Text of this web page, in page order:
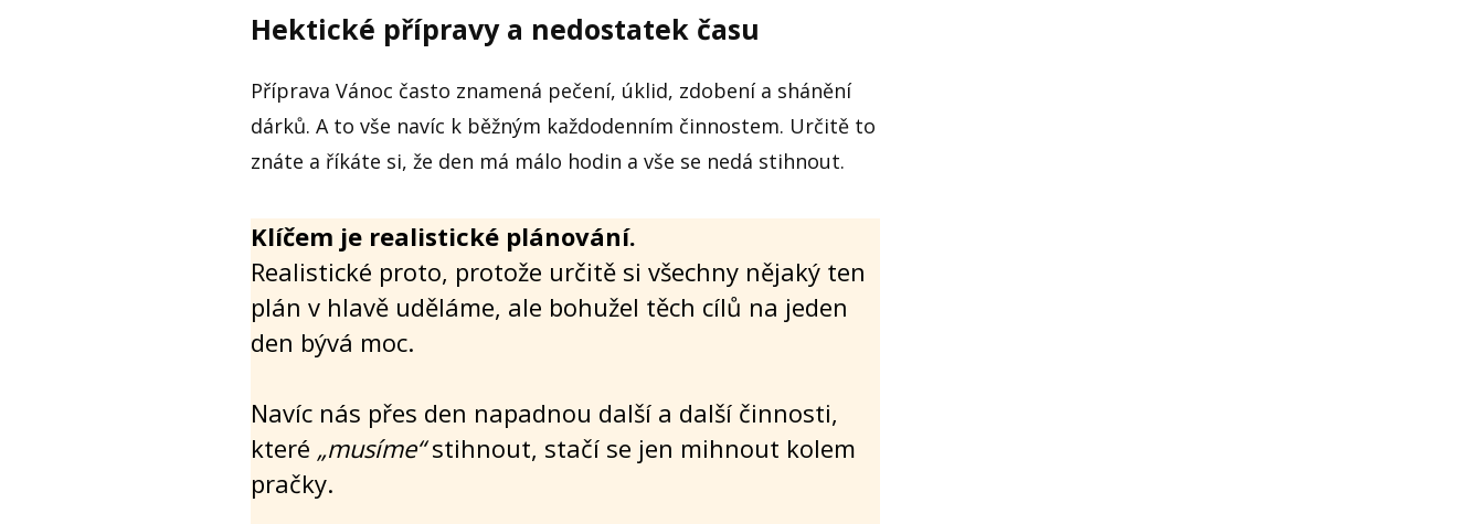
Hektické přípravy a nedostatek času
Příprava Vánoc často znamená pečení, úklid, zdobení a shánění
dárků. A to vše navíc k běžným každodenním činnostem. Určitě to
znáte a říkáte si, že den má málo hodin a vše se nedá stihnout.
Klíčem je realistické plánování.
Realistické proto, protože určitě si všechny nějaký ten
plán v hlavě uděláme, ale bohužel těch cílů na jeden
den bývá moc.
Navíc nás přes den napadnou další a další činnosti,
které „musíme“stihnout, stačí se jen mihnout kolem
pračky.